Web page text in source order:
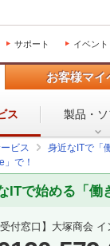
サポート イベン
お客様マイ
ス 製品・ソ
ビス 身近なITで「
で！
ITで始める「働
付窓口】 大塚商会 イ